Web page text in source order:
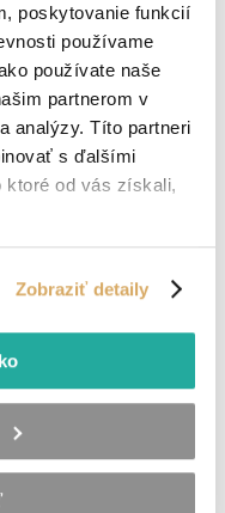
poskytovanie funkcií
používame
používate naše
partnerom v
analýzy. Títo partneri
s ďalšími
ktoré od vás získali,
Zobraziť detaily